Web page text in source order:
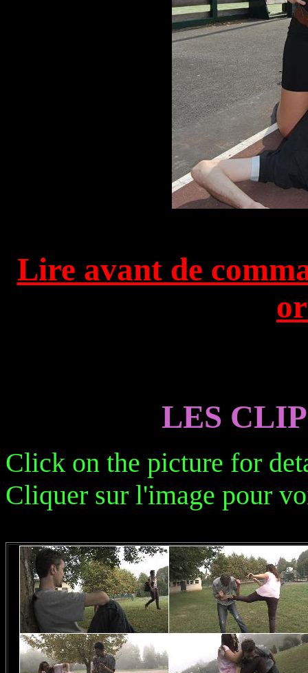
Lire avant de
LES
Click on the picture for
Cliquer sur l'image pour